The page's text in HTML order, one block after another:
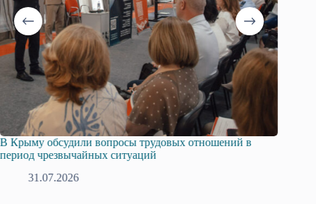
вопросы трудовых отношений в
ситуаций
Русская община Крыма